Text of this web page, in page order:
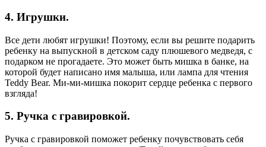
4.​ Игрушки.
Все дети любят игрушки! Поэтому, если вы решите подарить
ребенку на выпускной в детском саду плюшевого медведя, с
подарком не прогадаете. Это может быть мишка в банке, на
которой будет написано имя малыша, или лампа для чтения
Teddy Bear. Ми-ми-мишка покорит сердце ребенка с первого
взгляда!
5.​ Ручка с гравировкой.
Ручка с гравировкой поможет ребенку почувствовать себя